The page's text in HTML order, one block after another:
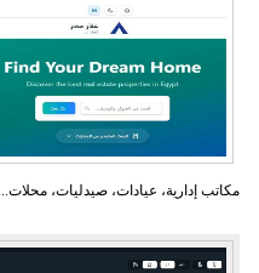
مكاتب إدارية، عيادات، صيدليات، محلات...